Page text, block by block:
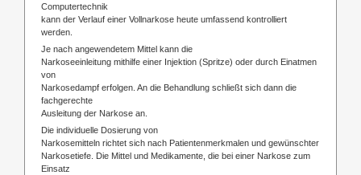
Computertechnik
kann der Verlauf einer Vollnarkose heute umfassend kontrolliert
werden.
Je nach angewendetem Mittel kann die
Narkoseeinleitung mithilfe einer Injektion (Spritze) oder durch Einatmen
von
Narkosedampf erfolgen. An die Behandlung schließt sich dann die
fachgerechte
Ausleitung der Narkose an.
Die individuelle Dosierung von
Narkosemitteln richtet sich nach Patientenmerkmalen und gewünschter
Narkosetiefe. Die Mittel und Medikamente, die bei einer Narkose zum
Einsatz